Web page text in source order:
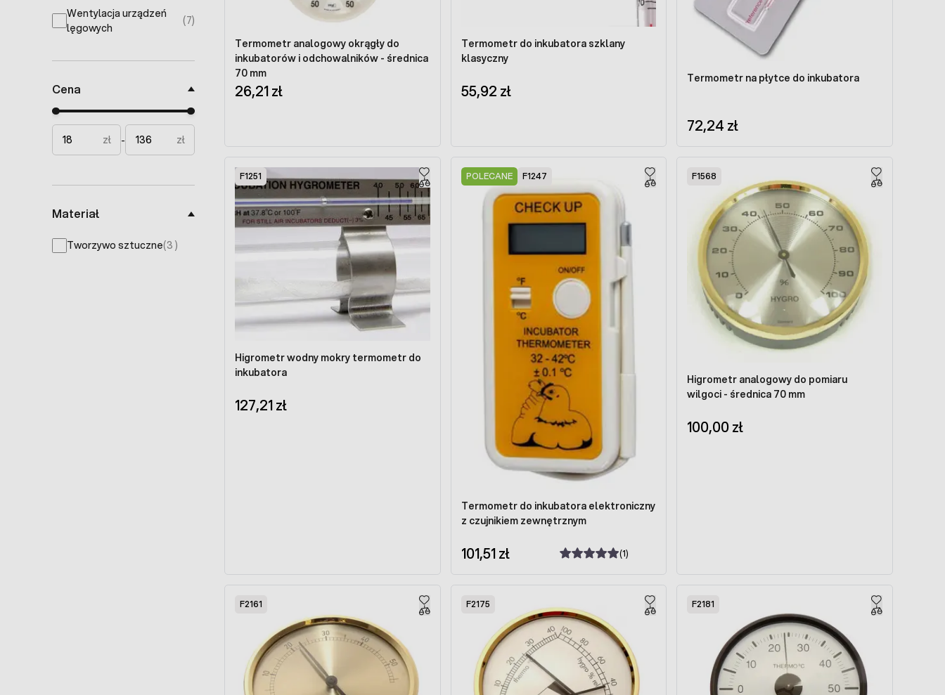
Wentylacja urządzeń
lęgowych
(7)
products available
Cena
Minimal price
Maximum price
zł
- zł
Materiał
Tworzywo sztuczne(3 products available
)
Termometr analogowy okrągły do
inkubatorów i odchowalników - średnica
70 mm
26,21 zł
Termometr do inkubatora szklany
klasyczny
55,92 zł
Termometr na płytce do inkubatora
72,24 zł
F1251
Higrometr wodny mokry termometr do
inkubatora
127,21 zł
POLECANE F1247
Termometr do inkubatora elektroniczny
z czujnikiem zewnętrznym
101,51 zł (1)
F1568
Higrometr analogowy do pomiaru
wilgoci - średnica 70 mm
100,00 zł
F2161 F2175 F2181